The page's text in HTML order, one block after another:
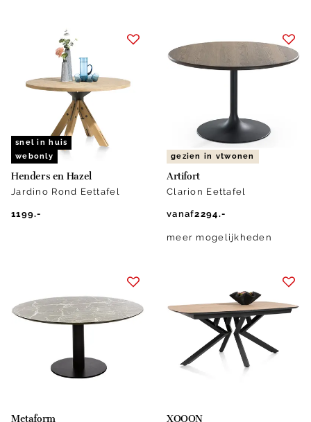
snel in huis
webonly
Henders en Hazel
Jardino Rond Eettafel
1199.-
gezien in vtwonen
Artifort
Clarion Eettafel
vanaf2294.-
meer mogelijkheden
Metaform XOOON